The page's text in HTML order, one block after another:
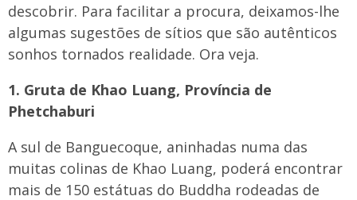
descobrir. Para facilitar a procura, deixamos-lhe
algumas sugestões de sítios que são autênticos
sonhos tornados realidade. Ora veja.
1. Gruta de Khao Luang, Província de
Phetchaburi
A sul de Banguecoque, aninhadas numa das
muitas colinas de Khao Luang, poderá encontrar
mais de 150 estátuas do Buddha rodeadas de